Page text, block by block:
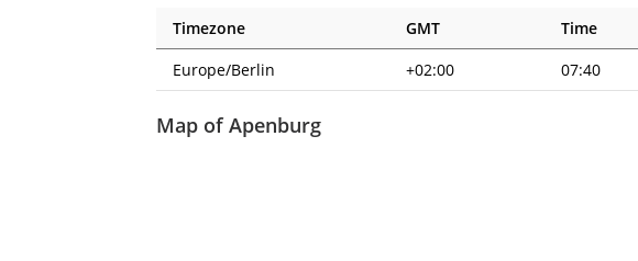
Timezone GMT
Time
Europe/Berlin
+02:00 07:40
Map of Apenburg